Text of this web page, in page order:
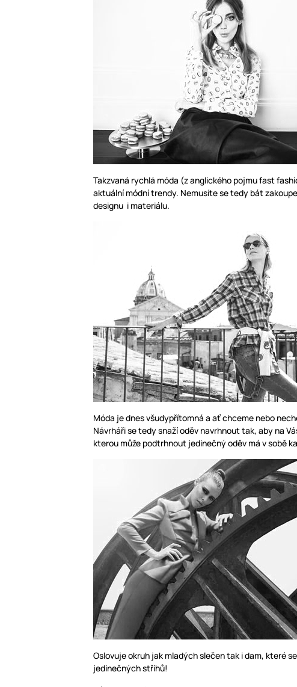
Takzvaná rychlá móda (z anglického pojmu fast
aktuální módní trendy. Nemusíte se tedy bát
designu i materiálu.
Móda je dnes všudypřítomná a ať chceme nebo
Návrháři se tedy snaží oděv navrhnout tak, aby na
kterou může podtrhnout jedinečný oděv má v sobě
Oslovuje okruh jak mladých slečen tak i dam, které
jedinečných střihů!